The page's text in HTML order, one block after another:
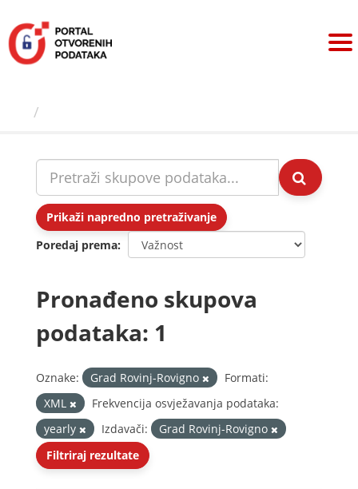
sadržaj
Prikaži napredno pretraživanje
Poredaj prema
Pronađeno skupova
podataka: 1
Oznake: Grad Rovinj-Rovigno
Formati:
XML
Frekvencija osvježavanja podataka:
yearly
Izdavači:
Grad Rovinj-Rovigno
Filtriraj rezultate